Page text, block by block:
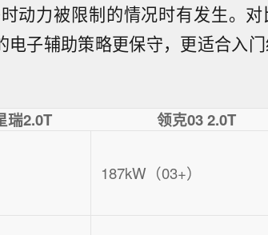
动力被限制的情况时有发生。
电子辅助策略更保守，更适合入
瑞2.0T 领克03 2.0T
187kW（03+）